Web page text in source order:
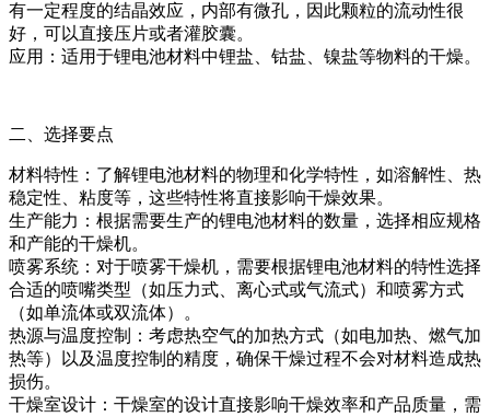
有一定程度的结晶效应，内部有微孔，因此颗粒的流动性很
好，可以直接压片或者灌胶囊。
应用：适用于锂电池材料中锂盐、钴盐、镍盐等物料的干燥。
二、选择要点
材料特性：了解锂电池材料的物理和化学特性，如溶解性、热
稳定性、粘度等，这些特性将直接影响干燥效果。
生产能力：根据需要生产的锂电池材料的数量，选择相应规格
和产能的干燥机。
喷雾系统：对于喷雾干燥机，需要根据锂电池材料的特性选择
合适的喷嘴类型（如压力式、离心式或气流式）和喷雾方式
（如单流体或双流体）。
热源与温度控制：考虑热空气的加热方式（如电加热、燃气加
热等）以及温度控制的精度，确保干燥过程不会对材料造成热
损伤。
干燥室设计：干燥室的设计直接影响干燥效率和产品质量，需